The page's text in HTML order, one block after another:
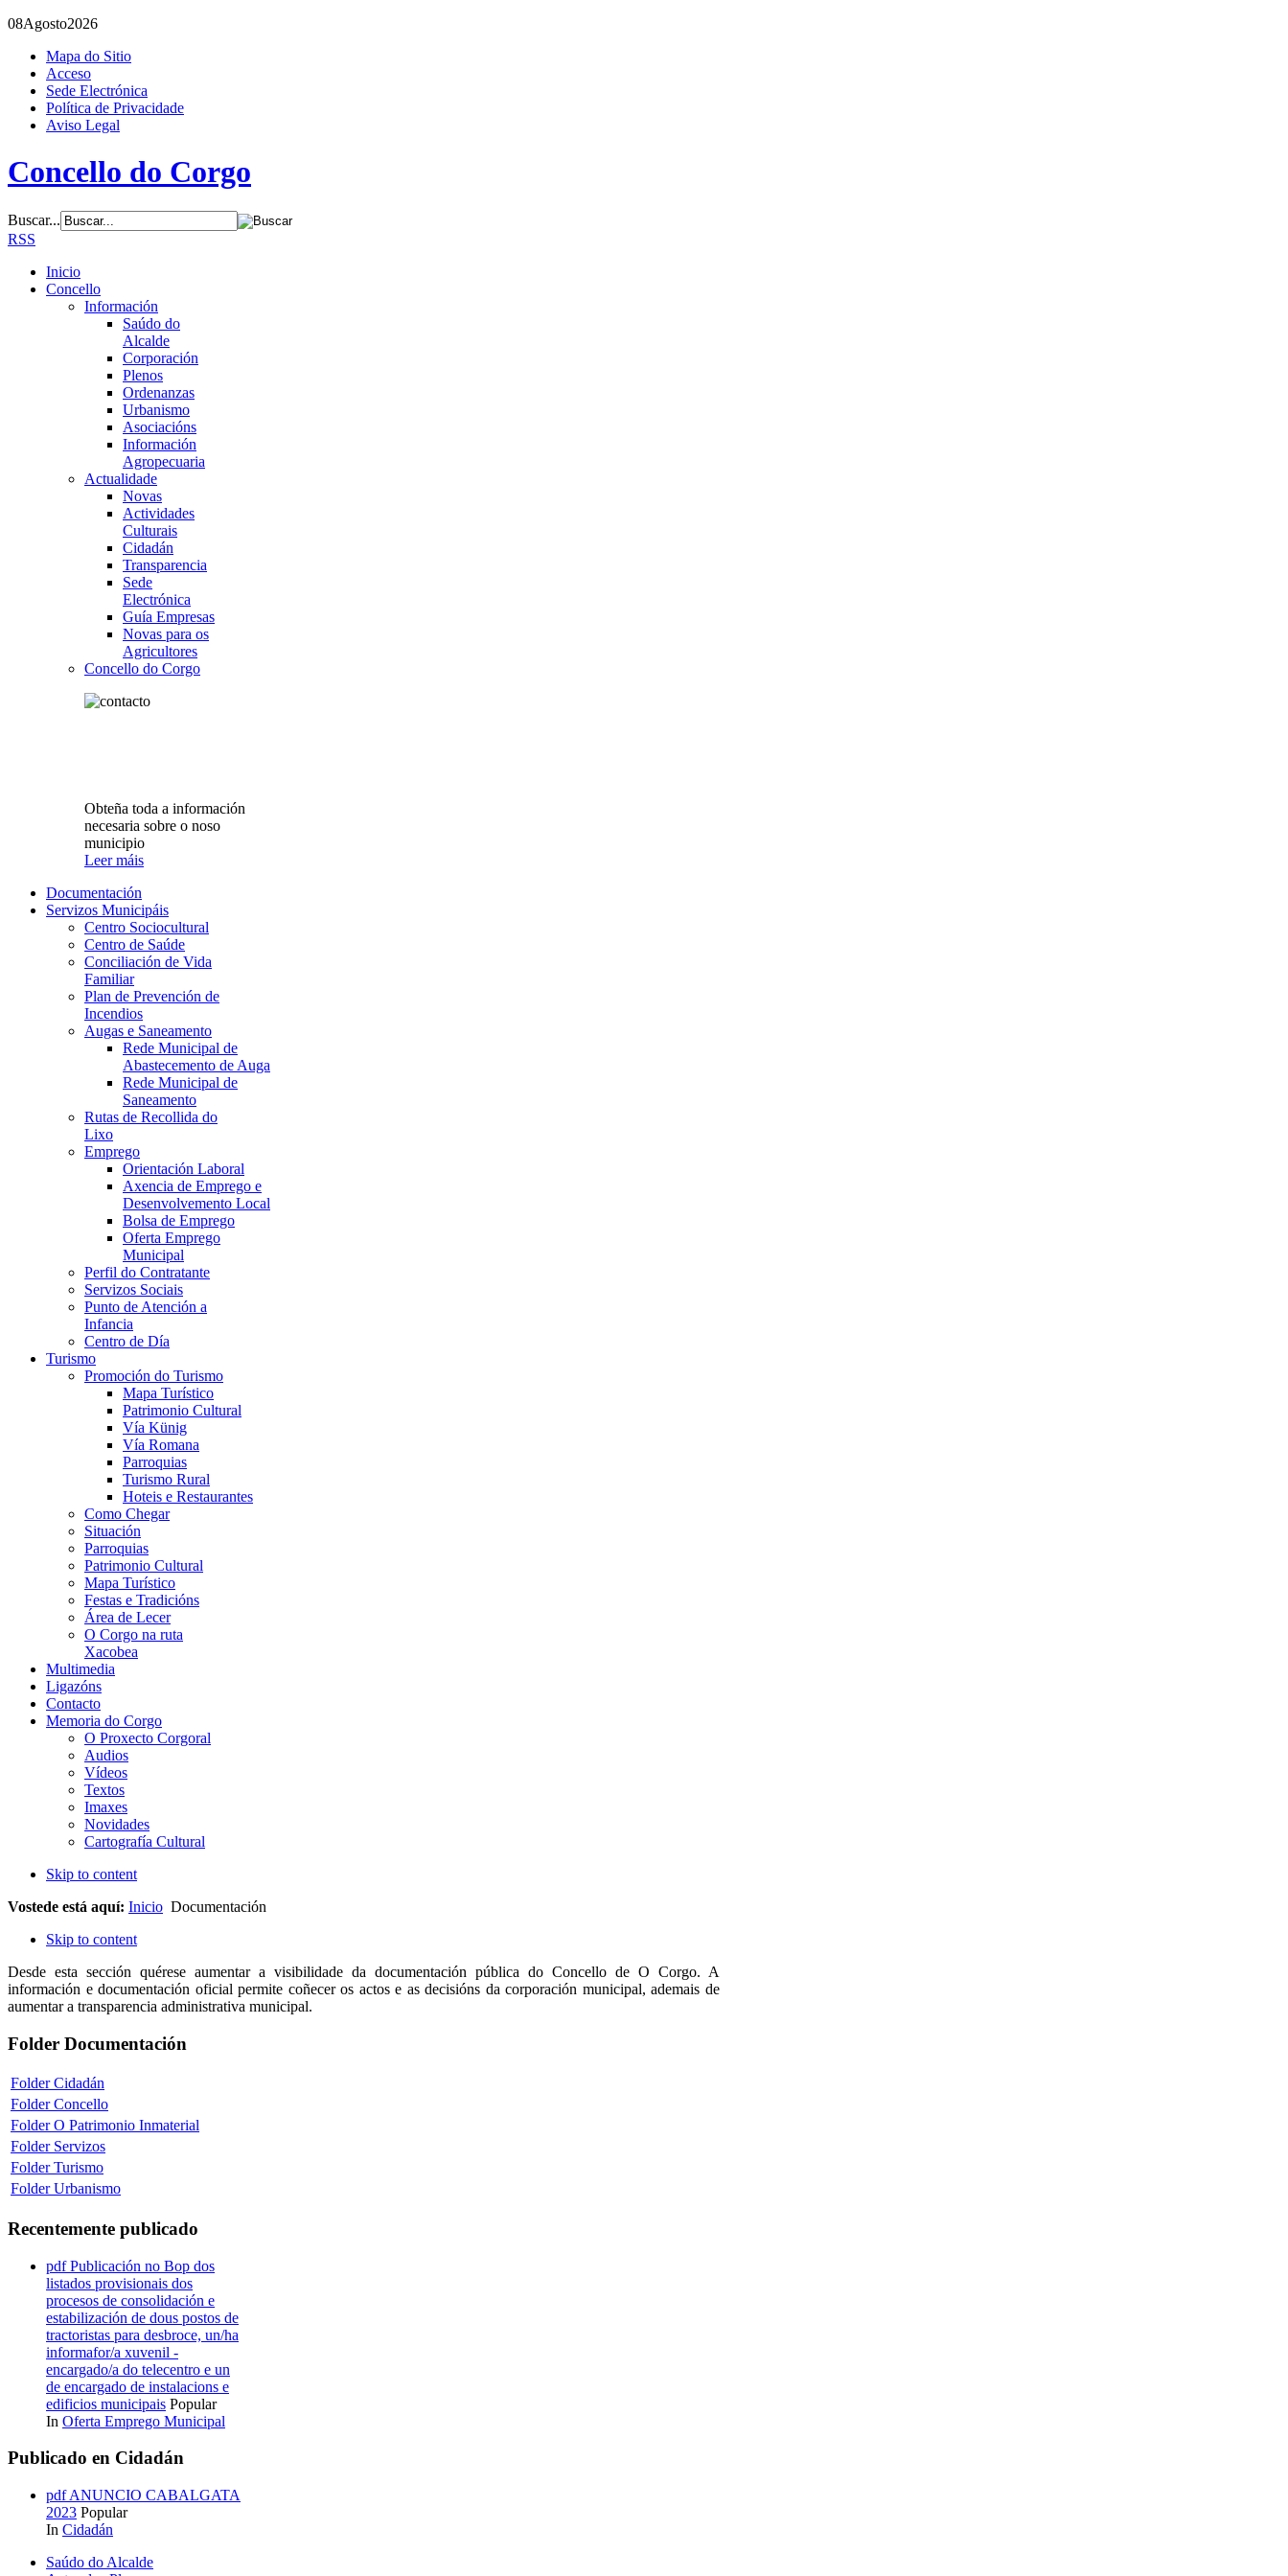
08Agosto2026
Mapa do Sitio
Acceso
Sede Electrónica
Política de Privacidade
Aviso Legal
Concello do Corgo
Buscar...
RSS
Inicio
Concello
Información
Saúdo do
Alcalde
Corporación
Plenos
Ordenanzas
Urbanismo
Asociacións
Información
Agropecuaria
Actualidade
Novas
Actividades
Culturais
Cidadán
Transparencia
Sede
Electrónica
Guía Empresas
Novas para os
Agricultores
Concello do Corgo
Obteña toda a información
necesaria sobre o noso
municipio
Leer máis
Documentación
Servizos Municipáis
Centro Sociocultural
Centro de Saúde
Conciliación de Vida
Familiar
Plan de Prevención de
Incendios
Augas e Saneamento
Rede Municipal de
Abastecemento de Auga
Rede Municipal de
Saneamento
Rutas de Recollida do
Lixo
Emprego
Orientación Laboral
Axencia de Emprego e
Desenvolvemento Local
Bolsa de Emprego
Oferta Emprego
Municipal
Perfil do Contratante
Servizos Sociais
Punto de Atención a
Infancia
Centro de Día
Turismo
Promoción do Turismo
Mapa Turístico
Patrimonio Cultural
Vía Künig
Vía Romana
Parroquias
Turismo Rural
Hoteis e Restaurantes
Como Chegar
Situación
Parroquias
Patrimonio Cultural
Mapa Turístico
Festas e Tradicións
Área de Lecer
O Corgo na ruta
Xacobea
Multimedia
Ligazóns
Contacto
Memoria do Corgo
O Proxecto Corgoral
Audios
Vídeos
Textos
Imaxes
Novidades
Cartografía Cultural
Skip to content
Vostede está aquí: Inicio Documentación
Skip to content
Desde esta sección quérese aumentar a visibilidade da documentación pública do Concello de O Corgo. A
información e documentación oficial permite coñecer os actos e as decisións da corporación municipal, ademais de
aumentar a transparencia administrativa municipal.
Folder Documentación
Folder Cidadán
Folder Concello
Folder O Patrimonio Inmaterial
Folder Servizos
Folder Turismo
Folder Urbanismo
Recentemente publicado
pdf Publicación no Bop dos
listados provisionais dos
procesos de consolidación e
estabilización de dous postos de
tractoristas para desbroce, un/ha
informafor/a xuvenil -
encargado/a do telecentro e un
de encargado de instalacions e
edificios municipais Popular
In Oferta Emprego Municipal
Publicado en Cidadán
pdf ANUNCIO CABALGATA
2023 Popular
In Cidadán
Saúdo do Alcalde